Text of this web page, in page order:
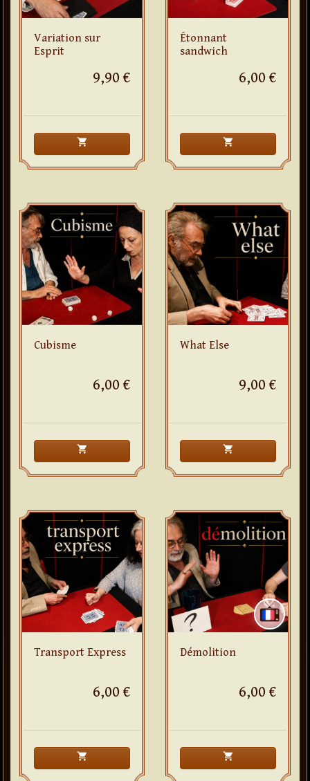
Variation sur
Esprit
9,90 €
shopping_cart
Étonnant
sandwich
6,00 €
shopping_cart
Cubisme
6,00 €
shopping_cart
What Else
9,00 €
shopping_cart
Transport Express
6,00 €
shopping_cart
Démolition
6,00 €
shopping_cart